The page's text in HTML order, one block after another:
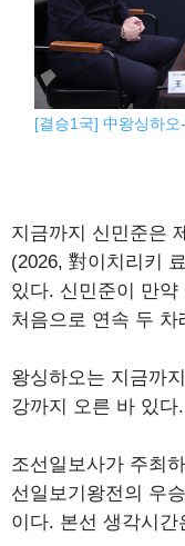
[결승1국] 中왕싱하오
지금까지 신민준은
(2026, 對이치리키
있다. 신민준이 만약
처음으로 연속 두
왕싱하오는 지금까
강까지 오른 바 있다.
조선일보사가 주최
선일보기왕전의 우
이다. 본선 생각시